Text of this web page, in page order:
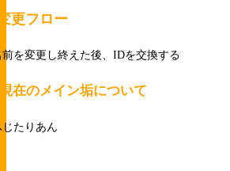
更フロー
前を変更し終えた後、IDを交換する
在のメイン垢について
じたりあん